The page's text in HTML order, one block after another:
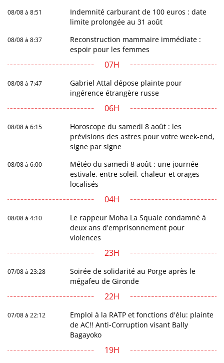
08/08 à 8:51
Indemnité carburant de 100 euros : date
limite prolongée au 31 août
08/08 à 8:37
Reconstruction mammaire immédiate :
espoir pour les femmes
07H
08/08 à 7:47
Gabriel Attal dépose plainte pour
ingérence étrangère russe
06H
08/08 à 6:15
Horoscope du samedi 8 août : les
prévisions des astres pour votre week-end,
signe par signe
08/08 à 6:00
Météo du samedi 8 août : une journée
estivale, entre soleil, chaleur et orages
localisés
04H
08/08 à 4:10
Le rappeur Moha La Squale condamné à
deux ans d'emprisonnement pour
violences
23H
07/08 à 23:28
Soirée de solidarité au Porge après le
mégafeu de Gironde
22H
07/08 à 22:12
Emploi à la RATP et fonctions d'élu: plainte
de AC!! Anti-Corruption visant Bally
Bagayoko
19H